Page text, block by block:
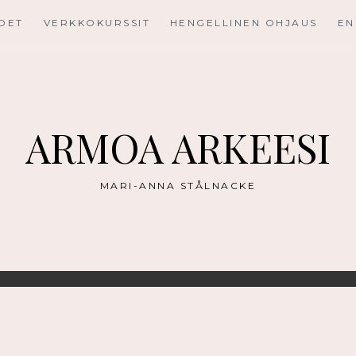
VERKKOKURSSIT HENGELLINEN OHJAUS
ARMOA ARKEESI
MARI-ANNA STÅLNACKE